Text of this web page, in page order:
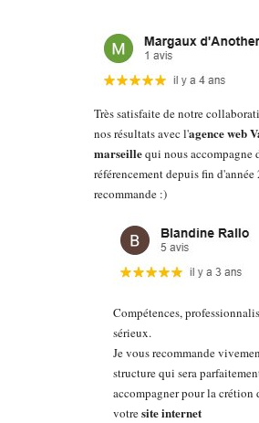
Très satisfaite de notre
nos résultats avec l'agence web
marseillequi nous accompagne
référencement depuis fin d'année
recommande :)
Compétences,
sérieux.
Je vous recommande
structure qui sera
accompagner pour la crétion
votresite internet